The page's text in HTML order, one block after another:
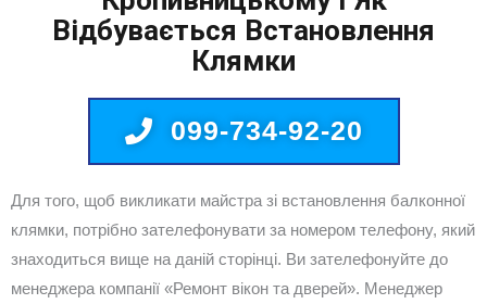
Відбувається Встановлення
Клямки
099-734-92-20
Для того, щоб викликати майстра зі встановлення балконної
клямки, потрібно зателефонувати за номером телефону, який
знаходиться вище на даній сторінці. Ви зателефонуйте до
менеджера компанії «Ремонт вікон та дверей». Менеджер